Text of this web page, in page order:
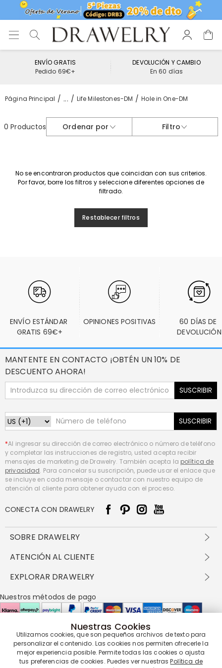
ENVÍO GRATIS
Pedido 69€+
DEVOLUCIÓN Y CAMBIO
En 60 días
Página Principal ... Life Milestones-DM Hole in One-DM
0 Productos Ordenar por Filtro
No se encontraron productos que coincidan con sus criterios.
Por favor, borre los filtros y seleccione diferentes opciones de
filtrado.
Restablecer filtros
ENVÍO ESTÁNDAR
GRATIS 69€+
OPINIONES POSITIVAS
60 DÍAS DE
DEVOLUCIÓN
MANTENTE EN CONTACTO ¡OBTÉN UN 10% DE
DESCUENTO AHORA!
SUSCRIBIR
SUSCRIBIR
*Al ingresar su dirección de correo electrónico o número de teléfono
y completar las instrucciones de registro, usted acepta recibir
mensajes de marketing de Drawelry. También acepta la política de
privacidad. Para cancelar su suscripción, puede usar el enlace que
se incluye en cada mensaje o contactar con nuestro equipo de
atención al cliente para obtener ayuda con el proceso.
CONECTA CON DRAWELRY
SOBRE DRAWELRY
Sobre nosotros
política de privacidad
Preguntas frecuentes
Política de cookies
ATENCIÓN AL CLIENTE
Envío y entrega
Devolución en 60 días
Cómo cuidar
EXPLORAR DRAWELRY
Drawelry Prime
Programa de Recompensas
Nuestros métodos de pago
Nuestros socios de entrega
Nuestras Cookies
Utilizamos cookies, que son pequeños archivos de texto para
personalizar el contenido. Las cookies nos permiten ofrecerle la
mejor experiencia posible. Permite todas las cookies o ajusta
tus preferencias de cookies. Puedes ver nuestrasPolítica de